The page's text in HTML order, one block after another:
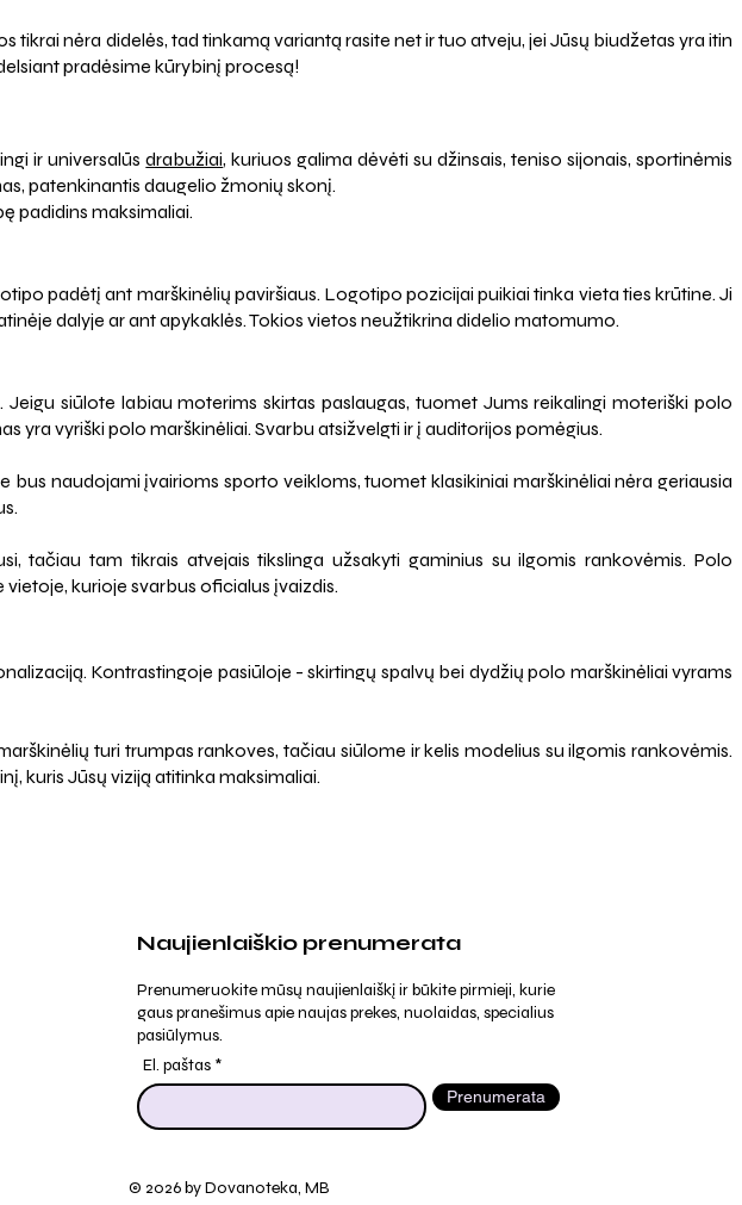
nėra didelės, tad tinkamą variantą rasite net ir tuo atveju, jei Jūsų biudžetas yra itin
pradėsime kūrybinį procesą!
ir universalūsdrabužiai, kuriuos galima dėvėti su džinsais, teniso sijonais, sportinėmis
patenkinantis daugelio žmonių skonį.
padidins maksimaliai.
padėtį ant marškinėlių paviršiaus. Logotipo pozicijai puikiai tinka vieta ties krūtine. Ji
dalyje ar ant apykaklės. Tokios vietos neužtikrina didelio matomumo.
siūlote labiau moterims skirtas paslaugas, tuomet Jums reikalingi moteriški polo
yra vyriški polo marškinėliai. Svarbu atsižvelgti ir į auditorijos pomėgius.
bus naudojami įvairioms sporto veikloms, tuomet klasikiniai marškinėliai nėra geriausia
tačiau tam tikrais atvejais tikslinga užsakyti gaminius su ilgomis rankovėmis. Polo
kurioje svarbus oficialus įvaizdis.
Kontrastingoje pasiūloje - skirtingų spalvų bei dydžių polo marškinėliai vyrams
turi trumpas rankoves, tačiau siūlome ir kelis modelius su ilgomis rankovėmis.
kuris Jūsų viziją atitinka maksimaliai.
Naujienlaiškio prenumerata
Prenumeruokite mūsų naujienlaiškį ir būkite pirmieji, kurie
gaus pranešimus apie naujas prekes, nuolaidas, specialius
pasiūlymus.
El. paštas
Prenumerata
© 2026 by Dovanoteka, MB